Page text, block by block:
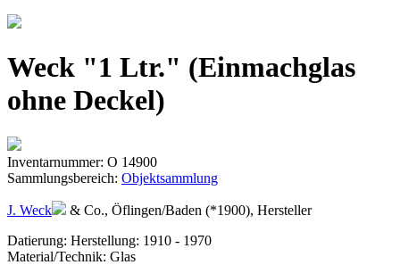
Jump to navigation
Weck "1 Ltr." (Einmachglas
ohne Deckel)
Inventarnummer: O 14900
Sammlungsbereich: Objektsammlung
J. Weck
& Co., Öflingen/Baden (*1900), Hersteller
Datierung: Herstellung: 1910 - 1970
Material/Technik: Glas